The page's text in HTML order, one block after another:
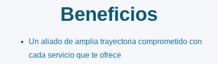
Beneficios
Un aliado de amplia trayectoria comprometido con
cada servicio que te ofrece